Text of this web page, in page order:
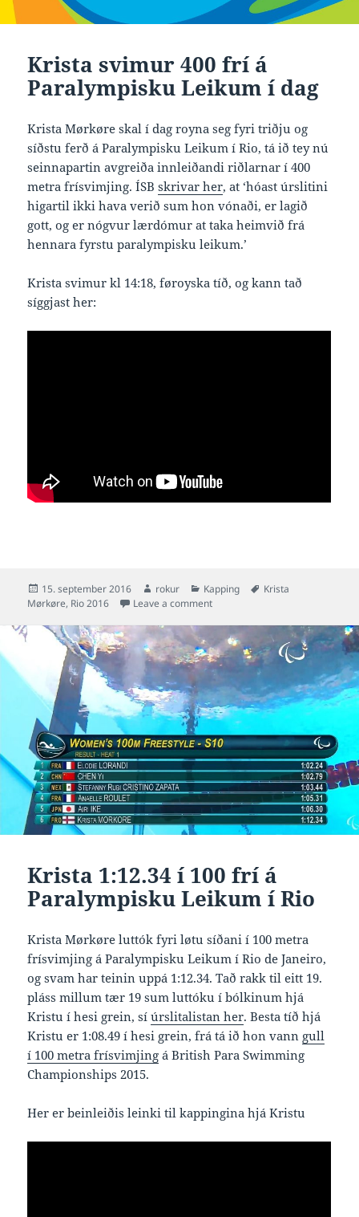
Krista svimur 400 frí á
Paralympisku Leikum í dag
Krista Mørkøre skal í dag royna seg fyri triðju og
síðstu ferð á Paralympisku Leikum í Rio, tá ið tey nú
seinnapartin avgreiða innleiðandi riðlarnar í 400
metra frísvimjing. ÍSBskrivar her, at ‘hóast úrslitini
higartil ikki hava verið sum hon vónaði, er lagið
gott, og er nógvur lærdómur at taka heimvið frá
hennara fyrstu paralympisku leikum.’
Krista svimur kl 14:18, føroyska tíð, og kann tað
síggjast her:
Posted
on
15. september 2016 Author
rokur Categories
Kapping Tags
Krista
Mørkøre, Rio 2016 Leave a commenton Krista svimur 400 frí á
Krista 1:12.34 í 100 frí á
Paralympisku Leikum í Rio
Krista Mørkøre luttók fyri løtu síðani í 100 metra
frísvimjing á Paralympisku Leikum í Rio de Janeiro,
og svam har teinin uppá 1:12.34. Tað rakk til eitt 19.
pláss millum tær 19 sum luttóku í bólkinum hjá
Kristu í hesi grein, síúrslitalistan her. Besta tíð hjá
Kristu er 1:08.49 í hesi grein, frá tá ið hon vann gull
í 100 metra frísvimjing á British Para Swimming
Championships 2015.
Her er beinleiðis leinki til kappingina hjá Kristu